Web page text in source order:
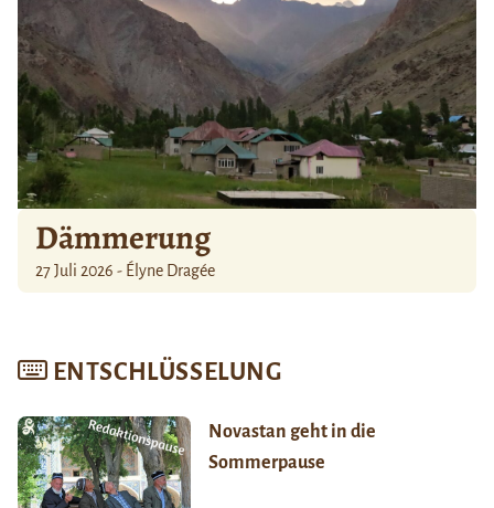
Dämmerung
27 Juli 2026 - Élyne Dragée
ENTSCHLÜSSELUNG
Novastan geht in die
Sommerpause